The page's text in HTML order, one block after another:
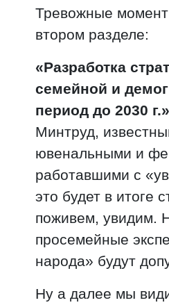
Тревожные
втором разделе:
«Разработка
семейной и
период до 2030
Минтруд,
ювенальными и
работавшими с
это будет в итоге
поживем, увидим.
просемейные
народа» будут
Ну а далее мы